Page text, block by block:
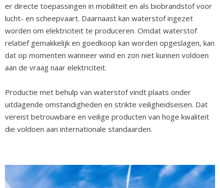
er directe toepassingen in mobiliteit en als biobrandstof voor
lucht- en scheepvaart. Daarnaast kan waterstof ingezet
worden om elektriciteit te produceren. Omdat waterstof
relatief gemakkelijk en goedkoop kan worden opgeslagen, kan
dat op momenten wanneer wind en zon niet kunnen voldoen
aan de vraag naar elektriciteit.
Productie met behulp van waterstof vindt plaats onder
uitdagende omstandigheden en strikte veiligheidseisen. Dat
vereist betrouwbare en veilige producten van hoge kwaliteit
die voldoen aan internationale standaarden.